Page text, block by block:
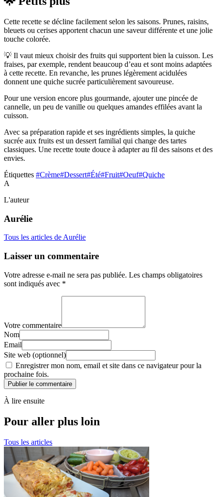
Cette recette se décline facilement selon les saisons. Prunes, raisins,
bleuets ou cerises apportent chacun une saveur différente et une jolie
touche colorée.
💡 Il vaut mieux choisir des fruits qui supportent bien la cuisson. Les
fraises, par exemple, rendent beaucoup d’eau et sont moins adaptées
à cette recette. En revanche, les prunes légèrement acidulées
donnent une quiche sucrée particulièrement savoureuse.
Pour une version encore plus gourmande, ajouter une pincée de
cannelle, un peu de vanille ou quelques amandes effilées avant la
cuisson.
Avec sa préparation rapide et ses ingrédients simples, la quiche
sucrée aux fruits est un dessert familial qui change des tartes
classiques. Une recette toute douce à adapter au fil des saisons et des
envies.
Étiquettes #Crème#Dessert#Été#Fruit#Oeuf#Quiche
A
L'auteur
Aurélie
Tous les articles de Aurélie
Laisser un commentaire
Votre adresse e-mail ne sera pas publiée. Les champs obligatoires
sont indiqués avec *
Votre commentaire
Nom
Email
Site web (optionnel)
Enregistrer mon nom, email et site dans ce navigateur pour la
prochaine fois.
Publier le commentaire
À lire ensuite
Pour aller plus loin
Tous les articles